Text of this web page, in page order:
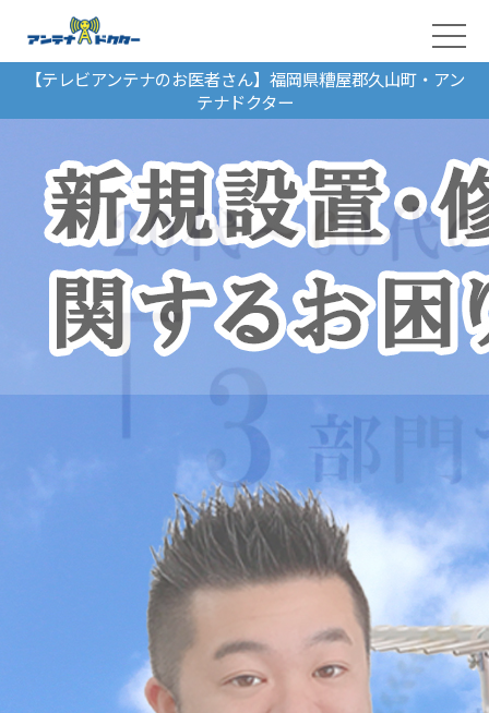
【テレビアンテナのお医者さん】福岡県糟屋郡久山町・アン
テナドクター